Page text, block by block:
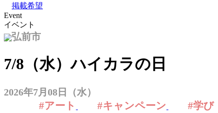
掲載希望
Event
イベント
弘前市
7/8（水）ハイカラの日
2026年7月08日（水）
#アート #キャンペーン #学び